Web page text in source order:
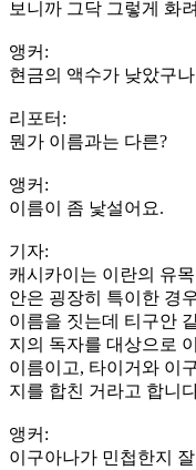
보니까 그닥 그렇게 화
앵커:
현금의 액수가 낮았구
리포터:
뭔가 이름과는 다른?
앵커:
이름이 좀 낯설어요.
기자:
캐시카이는 이란의 유
안은 굉장히 특이한 경
이름을 짓는데 티구안
지의 독자를 대상으로
이름이고, 타이거와 이
지를 합친 거라고 합니
앵커:
이구아나가 민첩한지